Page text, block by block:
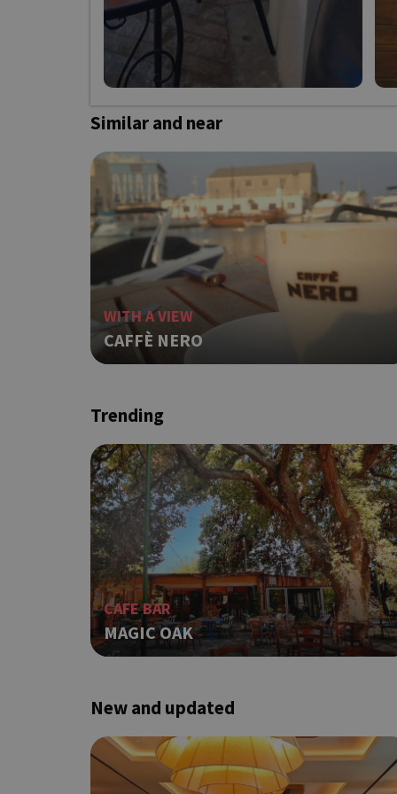
Similar and near
WITH A VIEW
CAFFÈ NERO
Trending
CAFE BAR
MAGIC OAK
New and updated
Τα απολύτως
ιστότοπος δεν
Ονοματεπώνυμο
LangCookie
PHPSESSID